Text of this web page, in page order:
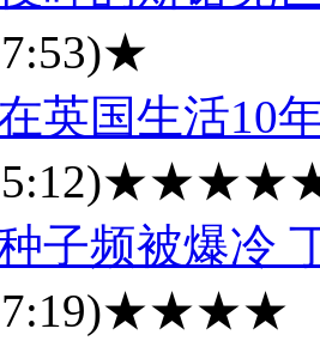
★
英国生活10
子频被爆冷
★★★★